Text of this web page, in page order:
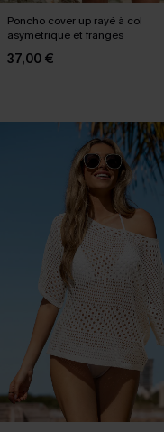
Poncho cover up rayé à col
asymétrique et franges
37,00 €